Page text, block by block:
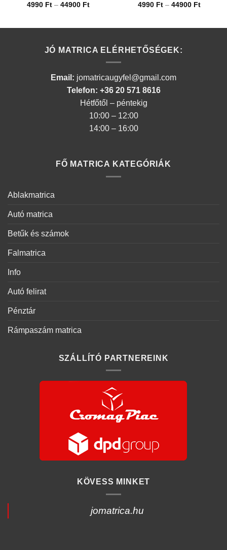
4990 Ft – 44900 FtÁrtartomány:
4990 Ft – 44900 Ft
JÓ MATRICA ELÉRHETŐSÉGEK:
Email: jomatricaugyfel@gmail.com
Telefon: +36 20 571 8616
Hétfőtől – péntekig
10:00 – 12:00
14:00 – 16:00
FŐ MATRICA KATEGÓRIÁK
Ablakmatrica
Autó matrica
Betűk és számok
Falmatrica
Info
Autó felirat
Pénztár
Rámpaszám matrica
SZÁLLÍTÓ PARTNEREINK
KÖVESS MINKET
jomatrica.hu